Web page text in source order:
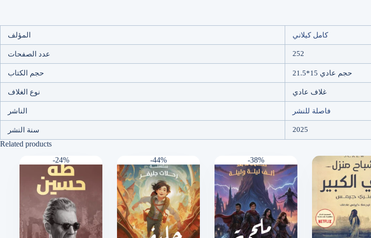
المؤلف كامل كيلاني
عدد الصفحات 252
حجم الكتاب حجم عادي 15*21.5
نوع الغلاف غلاف عادي
الناشر فاصلة للنشر
سنة النشر 2025
Related products
-24%
-44% -38%